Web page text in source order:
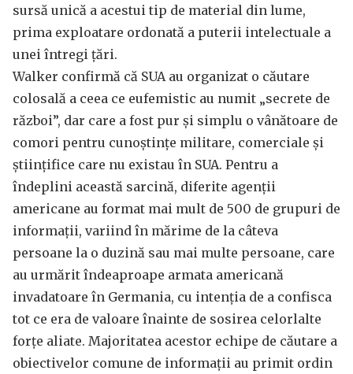
sursă unică a acestui tip de material din lume,
prima exploatare ordonată a puterii intelectuale a
unei întregi țări.
Walker confirmă că SUA au organizat o căutare
colosală a ceea ce eufemistic au numit „secrete de
război”, dar care a fost pur și simplu o vânătoare de
comori pentru cunoștințe militare, comerciale și
științifice care nu existau în SUA. Pentru a
îndeplini această sarcină, diferite agenții
americane au format mai mult de 500 de grupuri de
informații, variind în mărime de la câteva
persoane la o duzină sau mai multe persoane, care
au urmărit îndeaproape armata americană
invadatoare în Germania, cu intenția de a confisca
tot ce era de valoare înainte de sosirea celorlalte
forțe aliate. Majoritatea acestor echipe de căutare a
obiectivelor comune de informații au primit ordin